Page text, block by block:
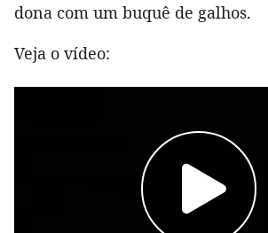
dona com um buquê de galhos.
Veja o vídeo: